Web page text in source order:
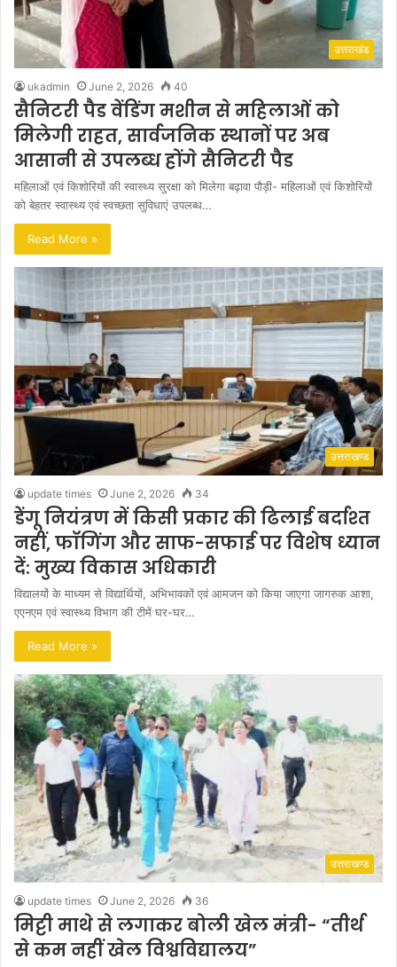
उत्तराखंड
ukadmin June 2, 2026 40
सैनिटरी पैड वेंडिंग मशीन से महिलाओं को
मिलेगी राहत, सार्वजनिक स्थानों पर अब
आसानी से उपलब्ध होंगे सैनिटरी पैड
महिलाओं एवं किशोरियों की स्वास्थ्य सुरक्षा को मिलेगा बढ़ावा पौड़ी- महिलाओं एवं किशोरियों
को बेहतर स्वास्थ्य एवं स्वच्छता सुविधाएं उपलब्ध…
Read More »
उत्तराखण्ड
update times June 2, 2026 34
डेंगू नियंत्रण में किसी प्रकार की ढिलाई बर्दाश्त
नहीं, फॉगिंग और साफ-सफाई पर विशेष ध्यान
दें: मुख्य विकास अधिकारी
विद्यालयों के माध्यम से विद्यार्थियों, अभिभावकों एवं आमजन को किया जाएगा जागरुक आशा,
एएनएम एवं स्वास्थ्य विभाग की टीमें घर-घर…
Read More »
उत्तराखण्ड
update times June 2, 2026 36
मिट्टी माथे से लगाकर बोली खेल मंत्री- “तीर्थ
से कम नहीं खेल विश्वविद्यालय”